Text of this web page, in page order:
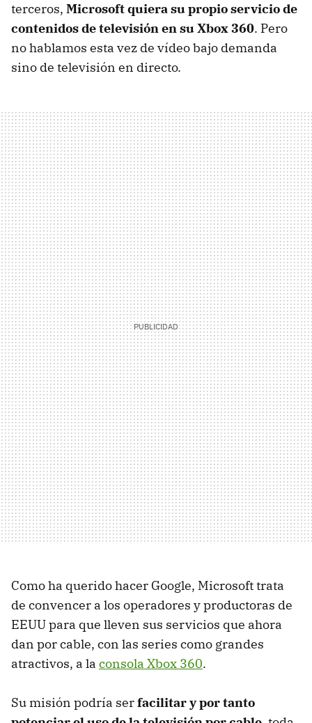
terceros, Microsoft quiera su propio servicio de
contenidos de televisión en su Xbox 360. Pero
no hablamos esta vez de vídeo bajo demanda
sino de televisión en directo.
Como ha querido hacer Google, Microsoft trata
de convencer a los operadores y productoras de
EEUU para que lleven sus servicios que ahora
dan por cable, con las series como grandes
atractivos, a la consola Xbox 360.
Su misión podría serfacilitar y por tanto